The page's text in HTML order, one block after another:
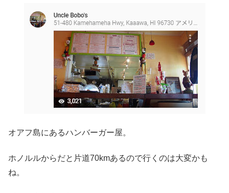
オアフ島にあるハンバーガー屋。
ホノルルからだと片道70kmあるので行くのは大変かも
ね。